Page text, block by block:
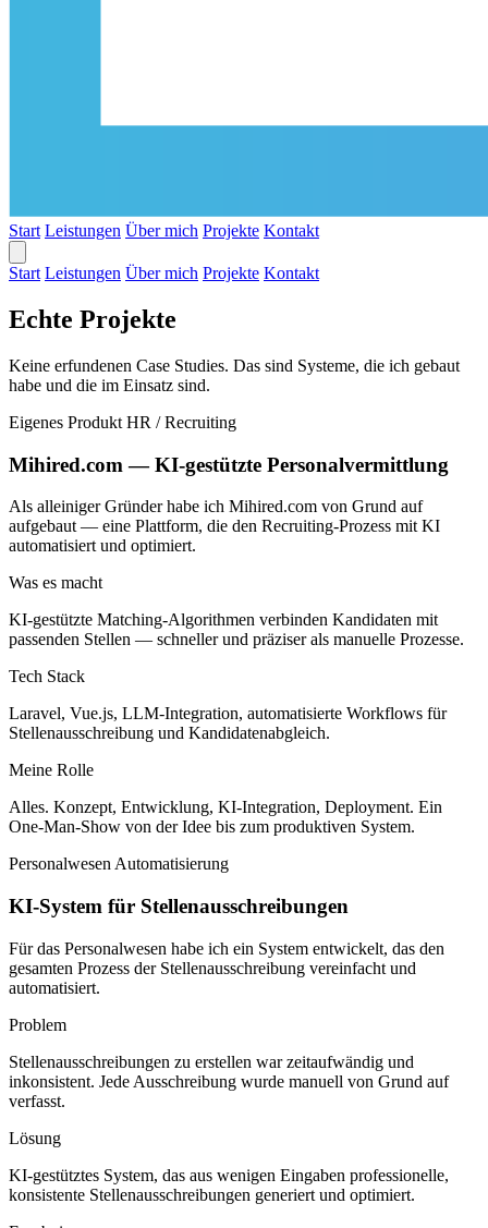
Start Leistungen Über mich Projekte Kontakt
Start Leistungen Über mich Projekte Kontakt
Echte Projekte
Keine erfundenen Case Studies. Das sind Systeme, die ich gebaut
habe und die im Einsatz sind.
Eigenes Produkt HR / Recruiting
Mihired.com — KI-gestützte Personalvermittlung
Als alleiniger Gründer habe ich Mihired.com von Grund auf
aufgebaut — eine Plattform, die den Recruiting-Prozess mit KI
automatisiert und optimiert.
Was es macht
KI-gestützte Matching-Algorithmen verbinden Kandidaten mit
passenden Stellen — schneller und präziser als manuelle Prozesse.
Tech Stack
Laravel, Vue.js, LLM-Integration, automatisierte Workflows für
Stellenausschreibung und Kandidatenabgleich.
Meine Rolle
Alles. Konzept, Entwicklung, KI-Integration, Deployment. Ein
One-Man-Show von der Idee bis zum produktiven System.
Personalwesen Automatisierung
KI-System für Stellenausschreibungen
Für das Personalwesen habe ich ein System entwickelt, das den
gesamten Prozess der Stellenausschreibung vereinfacht und
automatisiert.
Problem
Stellenausschreibungen zu erstellen war zeitaufwändig und
inkonsistent. Jede Ausschreibung wurde manuell von Grund auf
verfasst.
Lösung
KI-gestütztes System, das aus wenigen Eingaben professionelle,
konsistente Stellenausschreibungen generiert und optimiert.